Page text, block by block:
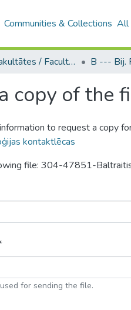
Communities & Collections All
B4 – LU fakultātes / Faculties of the UL
copy of the
to request a copy
kontaktlēcas
file: 304-47851-
for sending the file.